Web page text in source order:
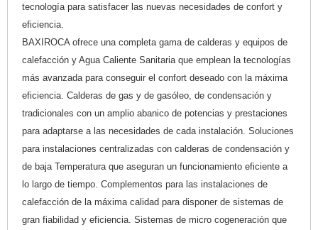
tecnología para satisfacer las nuevas necesidades de confort y
eficiencia.
BAXIROCA ofrece una completa gama de calderas y equipos de
calefacción y Agua Caliente Sanitaria que emplean la tecnologías
más avanzada para conseguir el confort deseado con la máxima
eficiencia. Calderas de gas y de gasóleo, de condensación y
tradicionales con un amplio abanico de potencias y prestaciones
para adaptarse a las necesidades de cada instalación. Soluciones
para instalaciones centralizadas con calderas de condensación y
de baja Temperatura que aseguran un funcionamiento eficiente a
lo largo de tiempo. Complementos para las instalaciones de
calefacción de la máxima calidad para disponer de sistemas de
gran fiabilidad y eficiencia. Sistemas de micro cogeneración que